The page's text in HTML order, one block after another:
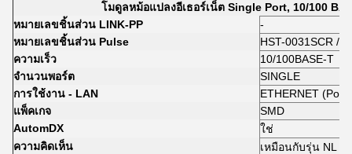
โมดูลหม้อแปลงอีเธอร์เน็ต Single Port, 10/100
หมายเลขชิ้นส่วน LINK-PP
-
หมายเลขชิ้นส่วน Pulse
HST-0031SCR /
ความเร็ว
10/100BASE-T
จำนวนพอร์ต
SINGLE
การใช้งาน - LAN
ETHERNET (PoE)
แพ็คเกจ
SMD
AutomDX
ใช่
ความคิดเห็น
เหมือนกับรุ่น NL